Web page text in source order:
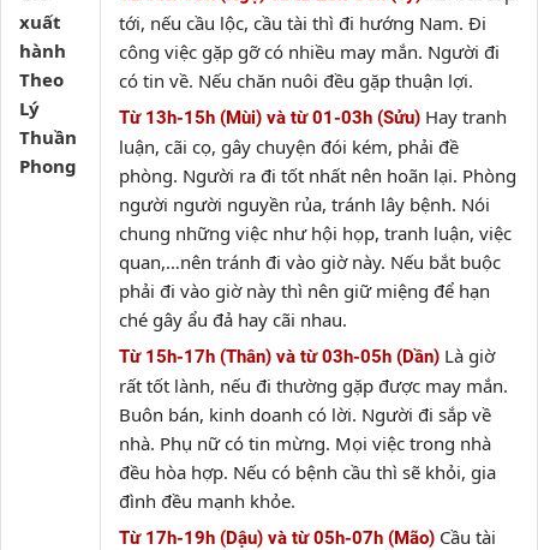
xuất
hành
Theo
Lý
Thuần
Phong
tới, nếu cầu lộc, cầu tài thì đi hướng Nam. Đi
công việc gặp gỡ có nhiều may mắn. Người đi
có tin về. Nếu chăn nuôi đều gặp thuận lợi.
Từ 13h-15h (Mùi) và từ 01-03h (Sửu) Hay tranh
luận, cãi cọ, gây chuyện đói kém, phải đề
phòng. Người ra đi tốt nhất nên hoãn lại. Phòng
người người nguyền rủa, tránh lây bệnh. Nói
chung những việc như hội họp, tranh luận, việc
quan,…nên tránh đi vào giờ này. Nếu bắt buộc
phải đi vào giờ này thì nên giữ miệng để hạn
ché gây ẩu đả hay cãi nhau.
Từ 15h-17h (Thân) và từ 03h-05h (Dần) Là giờ
rất tốt lành, nếu đi thường gặp được may mắn.
Buôn bán, kinh doanh có lời. Người đi sắp về
nhà. Phụ nữ có tin mừng. Mọi việc trong nhà
đều hòa hợp. Nếu có bệnh cầu thì sẽ khỏi, gia
đình đều mạnh khỏe.
Từ 17h-19h (Dậu) và từ 05h-07h (Mão) Cầu tài